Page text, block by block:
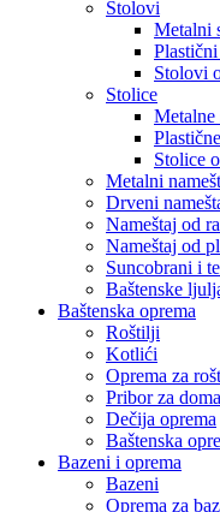
Stolovi
Metalni
Stolovi
Stolice
Metalne
Stolice
Metalni
Drveni
Nameštaj od
Nameštaj od
Suncobrani i
Baštenske
Baštenska oprema
Roštilji
Kotlići
Oprema za
Pribor za
Dečija oprema
Baštenska
Bazeni i oprema
Bazeni
Oprema za